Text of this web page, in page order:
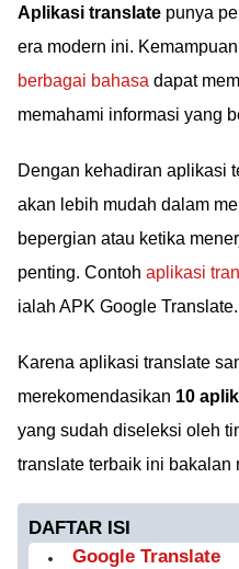
Aplikasi translate punya
era modern ini.
berbagai bahasa dapat
memahami informasi yang
Dengan kehadiran aplikasi
akan lebih mudah dalam
bepergian atau ketika
penting. Contoh aplikasi
ialah APK Google Translate.
Karena aplikasi translate
merekomendasikan 10
yang sudah diseleksi oleh
translate terbaik ini bakalan
DAFTAR ISI
Google Translate